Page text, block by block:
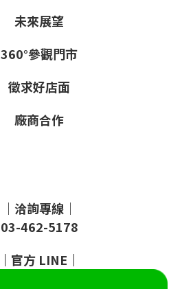
未來展望
360°參觀門市
徵求好店面
廠商合作
｜洽詢專線｜
03-462-5178
｜ 官方 LINE ｜